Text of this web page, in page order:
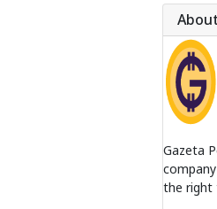
Gazeta
the right